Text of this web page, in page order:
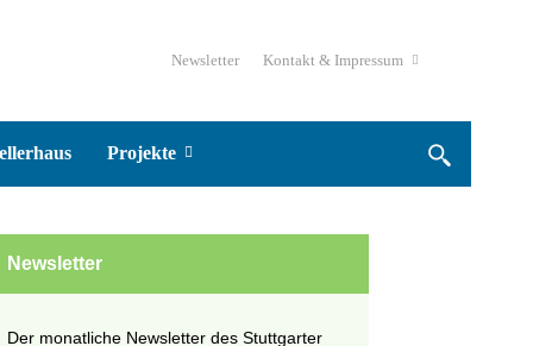
Newsletter Kontakt & Impressum
Projekte
Newsletter
Der monatliche Newsletter des Stuttgarter